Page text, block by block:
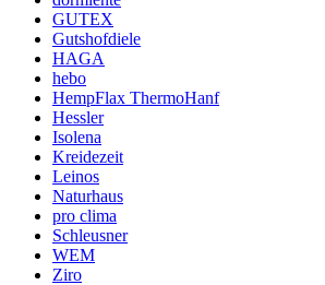
GUTEX
Gutshofdiele
HAGA
hebo
HempFlax ThermoHanf
Hessler
Isolena
Kreidezeit
Leinos
Naturhaus
pro clima
Schleusner
WEM
Ziro